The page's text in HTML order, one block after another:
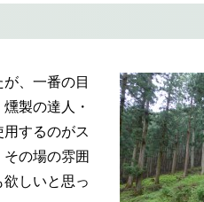
、一番の目
製の達人・
するのがス
の場の雰囲
しいと思っ